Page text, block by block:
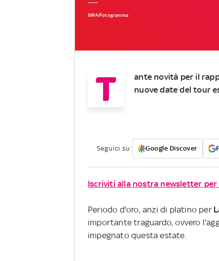
©IPA/Fotogramma
T ante novità per il
nuove date del tour
Seguici su: Google Discover
Iscriviti alla nostra newsletter
Periodo d'oro, anzi di platino per
importante traguardo, ovvero
impegnato questa estate.